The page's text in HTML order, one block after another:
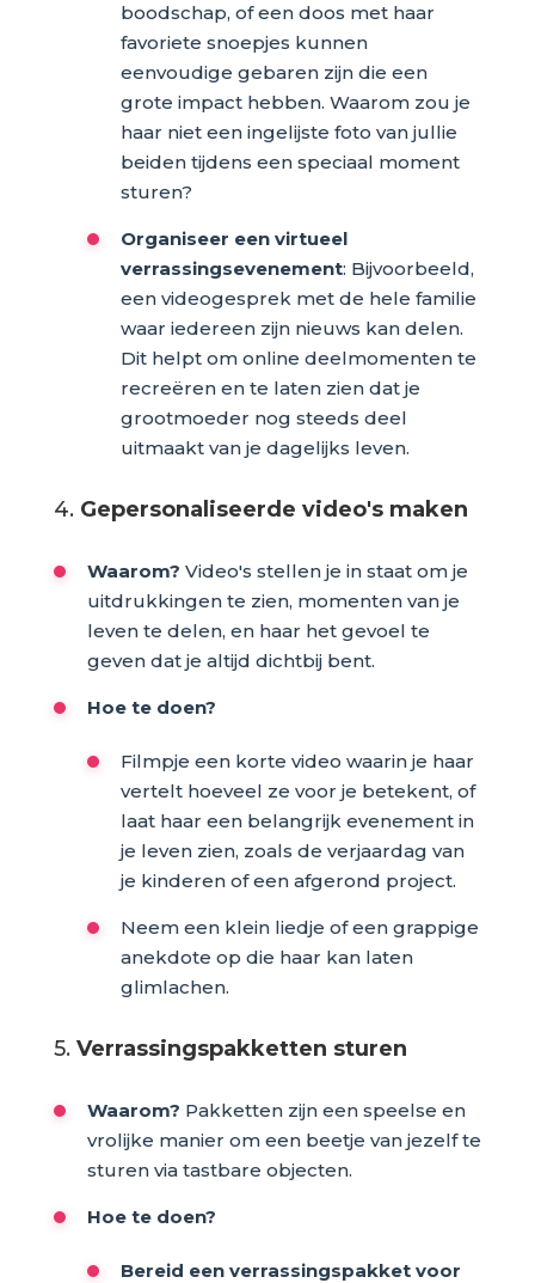
boodschap, of een doos met haar
favoriete snoepjes kunnen
eenvoudige gebaren zijn die een
grote impact hebben. Waarom zou je
haar niet een ingelijste foto van jullie
beiden tijdens een speciaal moment
sturen?
Organiseer een virtueel
verrassingsevenement: Bijvoorbeeld,
een videogesprek met de hele familie
waar iedereen zijn nieuws kan delen.
Dit helpt om online deelmomenten te
recreëren en te laten zien dat je
grootmoeder nog steeds deel
uitmaakt van je dagelijks leven.
4. Gepersonaliseerde video's maken
Waarom? Video's stellen je in staat om je
uitdrukkingen te zien, momenten van je
leven te delen, en haar het gevoel te
geven dat je altijd dichtbij bent.
Hoe te doen?
Filmpje een korte video waarin je haar
vertelt hoeveel ze voor je betekent, of
laat haar een belangrijk evenement in
je leven zien, zoals de verjaardag van
je kinderen of een afgerond project.
Neem een klein liedje of een grappige
anekdote op die haar kan laten
glimlachen.
5. Verrassingspakketten sturen
Waarom? Pakketten zijn een speelse en
vrolijke manier om een beetje van jezelf te
sturen via tastbare objecten.
Hoe te doen?
Bereid een verrassingspakket voor